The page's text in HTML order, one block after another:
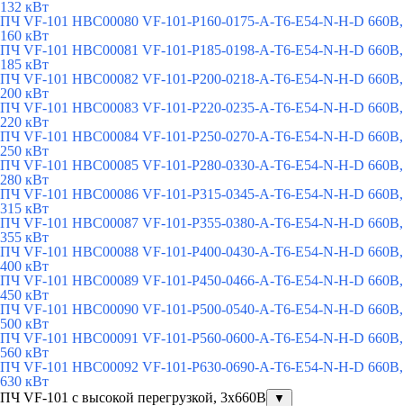
132 кВт
ПЧ VF-101 HBC00080 VF-101-P160-0175-A-T6-E54-N-H-D 660В,
160 кВт
ПЧ VF-101 HBC00081 VF-101-P185-0198-A-T6-E54-N-H-D 660В,
185 кВт
ПЧ VF-101 HBC00082 VF-101-P200-0218-A-T6-E54-N-H-D 660В,
200 кВт
ПЧ VF-101 HBC00083 VF-101-P220-0235-A-T6-E54-N-H-D 660В,
220 кВт
ПЧ VF-101 HBC00084 VF-101-P250-0270-A-T6-E54-N-H-D 660В,
250 кВт
ПЧ VF-101 HBC00085 VF-101-P280-0330-A-T6-E54-N-H-D 660В,
280 кВт
ПЧ VF-101 HBC00086 VF-101-P315-0345-A-T6-E54-N-H-D 660В,
315 кВт
ПЧ VF-101 HBC00087 VF-101-P355-0380-A-T6-E54-N-H-D 660В,
355 кВт
ПЧ VF-101 HBC00088 VF-101-P400-0430-A-T6-E54-N-H-D 660В,
400 кВт
ПЧ VF-101 HBC00089 VF-101-P450-0466-A-T6-E54-N-H-D 660В,
450 кВт
ПЧ VF-101 HBC00090 VF-101-P500-0540-A-T6-E54-N-H-D 660В,
500 кВт
ПЧ VF-101 HBC00091 VF-101-P560-0600-A-T6-E54-N-H-D 660В,
560 кВт
ПЧ VF-101 HBC00092 VF-101-P630-0690-A-T6-E54-N-H-D 660В,
630 кВт
ПЧ VF-101 с высокой перегрузкой, 3х660В
▼